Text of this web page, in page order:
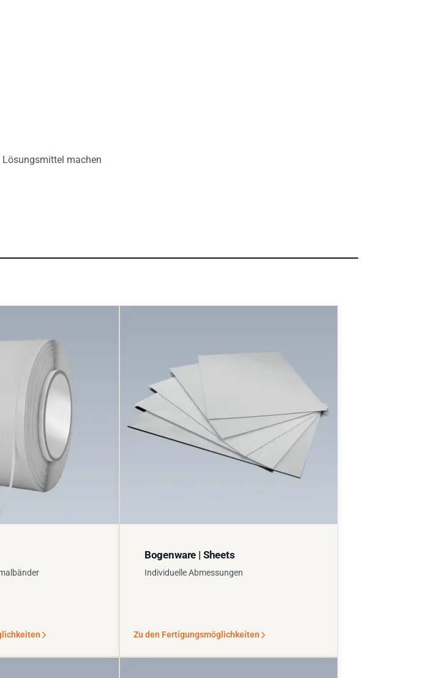
machen
Bogenware | Sheets
Individuelle Abmessungen
Zu den Fertigungsmöglichkeiten